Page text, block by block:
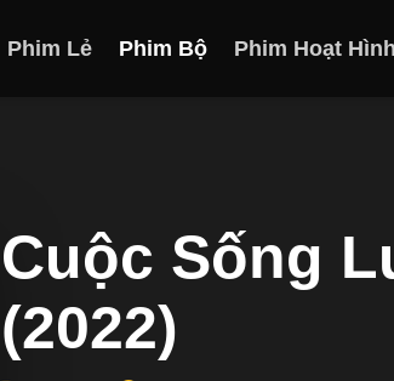
Phim Lẻ Phim Bộ Phim Hoạt Hình
Cuộc Sống
(2022)